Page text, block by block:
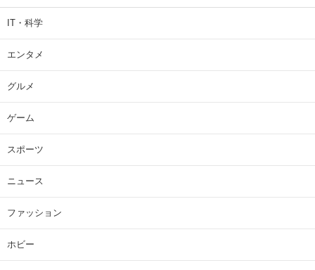
IT・科学
エンタメ
グルメ
ゲーム
スポーツ
ニュース
ファッション
ホビー